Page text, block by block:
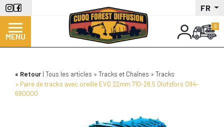
Aller
au
contenu
principal
FR
MENU
Retour Tous les articles Tracks et Chaînes
Tracks
Paire de tracks avec oreille EVO 22mm 710-28.5 Olofsfors 094-
680000